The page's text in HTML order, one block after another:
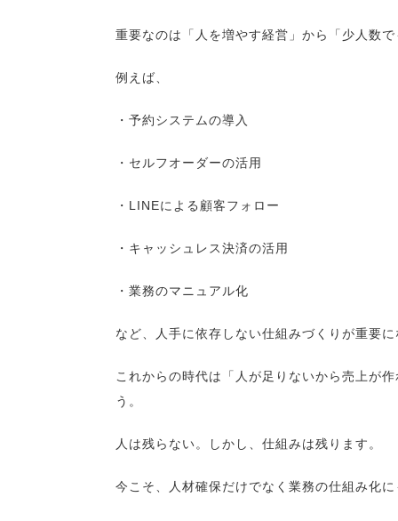
重要なのは「人を増やす経営」から「少人数
例えば、
・予約システムの導入
・セルフオーダーの活用
・LINEによる顧客フォロー
・キャッシュレス決済の活用
・業務のマニュアル化
など、人手に依存しない仕組みづくりが重要
これからの時代は「人が足りないから売上が
う。
人は残らない。しかし、仕組みは残ります。
今こそ、人材確保だけでなく業務の仕組み化